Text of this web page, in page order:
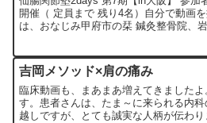
開催（ 定員まで 残り4名）自分で動画
は、おなじみ甲府市の栞 鍼灸整骨院、
吉岡メソッド×肩の痛み
臨床動画も、まあまあ増えてきました
す。患者さんは、たま～に来られる内
越しですが、とても誠実な人柄が伝わ